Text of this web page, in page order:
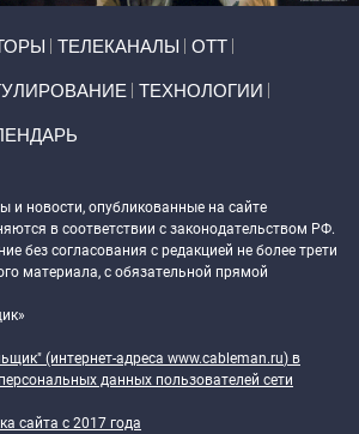
ТЕЛЕКАНАЛЫ ОТТ
ТЕХНОЛОГИИ
и новости, опубликованные на сайте
в соответствии с законодательством РФ.
без согласования с редакцией не более трети
материала, с обязательной прямой
(интернет-адреса www.cableman.ru) в
данных пользователей сети
сайта c 2017 года